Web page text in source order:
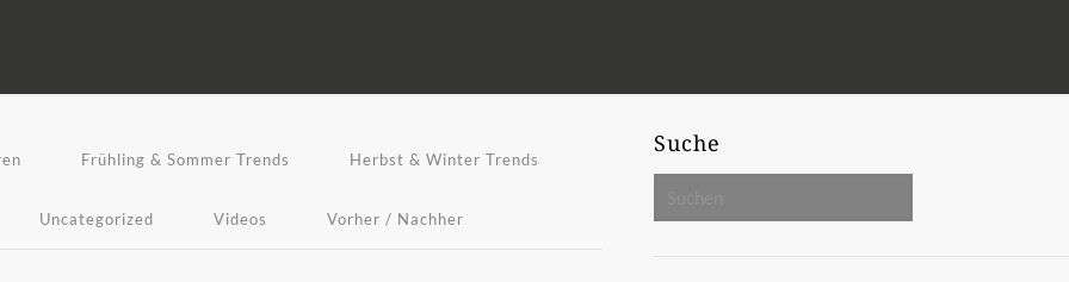
Frühling & Sommer Trends Herbst & Winter Trends
Uncategorized Videos Vorher / Nachher
Suche